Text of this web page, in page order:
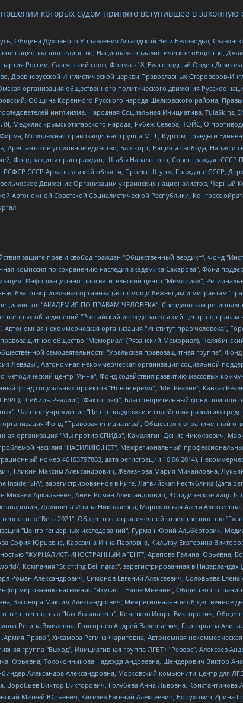
которых судом принято вступившее в
Община Духовного Управления Асгардской Веси Беловодья,
национальное единство, Национал-социалистическое общество,
России, Славянский союз, Формат-18, Благородный Орден
Древнерусской Инглистической церкви Православных Староверов-
организация общественного политического движения Русское
Община Коренного Русского народа Щелковского района,
инглиизма, Народная Социальная Инициатива, TulaSkins,
крымскотатарского народа, Рубеж Севера, ТОЙС, О
Молодежная правозащитная группа МПГ, Курсом Правды и
Арестантское уголовное единство, Башкорт, Нация и свобода, Нация
защиты прав граждан, Штабы Навального, Совет граждан СССР
СССР Архангельской области, Проект Штурм, Граждане СССР,
Движение Организации украинских националистов, Черный
Автономной Советской Социалистической Республики, Конгресс
Аркадьевич, Анин Роман Александрович, Юридическое лицо Istories fonds, зарегистрированное в Латвийской Республике (регистрационный номер 50008295751, дата регистрации 24.02.2020), Великовский Дмитрий Александрович, Долинина Ирина Николаевна, Мароховская Алеся Алексеевна, Шлейнов Роман Юрьевич, Шмагун Олеся Валентиновна, Общество с ограниченной ответственностью "Альтаир 2021", Общество с ограниченной ответственностью "Вега 2021", Общество с ограниченной ответственностью "Главный редактор 2021", Общество с ограниченной ответственностью "Ромашки монолит", Важенков Артем Валерьевич, Ивановская областная общественная организация "Центр гендерных исследований", Гурман Юрий Альбертович, Медиапроект "ОВД-Инфо", Егоров Владимир Владимирович, Жилинский Владимир Александрович, Общество с ограниченной ответственностью "ЗП", Иванова София Юрьевна, Карезина Инна Павловна, Кильтау Екатерина Викторовна, Петров Алексей Викторович, Пискунов Сергей Евгеньевич, Смирнов Сергей Сергеевич, Тихонов Михаил Сергеевич, Общество с ограниченной ответственностью "ЖУРНАЛИСТ-ИНОСТРАННЫЙ АГЕНТ", Арапова Галина Юрьевна, Вольтская Татьяна Анатольевна, Американская компания "Mason G.E.S. Anonymous Foundation" (США), являющаяся владельцем интернет-издания https://mnews.world/, Компания "Stichting Bellingcat", зарегистрированная в Нидерландах (дата регистрации 11.07.2018), Захаров Андрей Вячеславович, Клепиковская Екатерина Дмитриевна, Общество с ограниченной ответственностью "МЕМО", Перл Роман Александрович, Симонов Евгений Алексеевич, Соловьева Елена Анатольевна, Сотников Даниил Владимирович, Сурначева Елизавета Дмитриевна, Автономная некоммерческая организация по защите прав человека и информированию населения "Якутия – Наше Мнение", Общество с ограниченной ответственностью "Москоу диджитал медиа", с 26.01.2023 Общество с ограниченной ответственностью "Чайка Белые сады", Ветошкина Валерия Валерьевна, Заговора Максим Александрович, Межрегиональное общественное движение "Российская ЛГБТ - сеть", Оленичев Максим Владимирович, Павлов Иван Юрьевич, Скворцова Елена Сергеевна, Общество с ограниченной ответственностью "Как бы инагент", Кочетков Игорь Викторович, Общество с ограниченной ответственностью "Честные выборы", Еланчик Олег Александрович, Общество с ограниченной ответственностью "Нобелевский призыв", Гималова Регина Эмилевна, Григорьев Андрей Валерьевич, Григорьева Алина Александровна, Ассоциация по содействию защите прав призывников, альтернативнослужащих и военнослужащих "Правозащитная группа "Гражданин.Армия.Право", Хисамова Регина Фаритовна, Автономная некоммерческая организация по реализации социально-правовых программ "Лилит", Дальневосточное общественное движение "Маяк", Санкт-Петербургская ЛГБТ-инициативная группа "Выход", Инициативная группа ЛГБТ+ "Реверс", Алексеев Андрей Викторович, Бекбулатова Таисия Львовна, Беляев Иван Михайлович, Владыкина Елена Сергеевна, Гельман Марат Александрович, Никульшина Вероника Юрьевна, Толоконникова Надежда Андреевна, Шендерович Виктор Анатольевич, Общество с ограниченной ответственностью "Данное